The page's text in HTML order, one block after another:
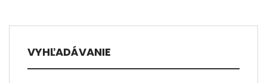
VYHĽADÁVANIE